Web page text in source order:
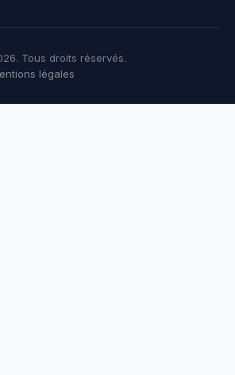
. Tous droits réservés.
légales